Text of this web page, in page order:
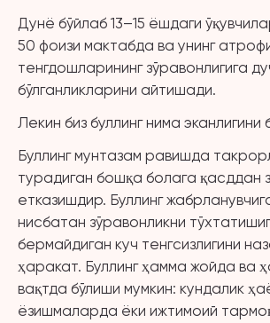
Дунё бўйлаб 13–15 ёшдаги
50 фоизи мактабда ва унинг
тенгдошларининг зўравонлигига
бўлганликларини айтишади.
Лекин биз буллинг нима эканлигини
Буллинг мунтазам равишда
турадиган бошқа болага қасддан
етказишдир. Буллинг
нисбатан зўравонликни
бермайдиган куч тенгсизлигини
ҳаракат. Буллинг ҳамма жойда ва
вақтда бўлиши мумкин: кундалик
ёзишмаларда ёки ижтимоий